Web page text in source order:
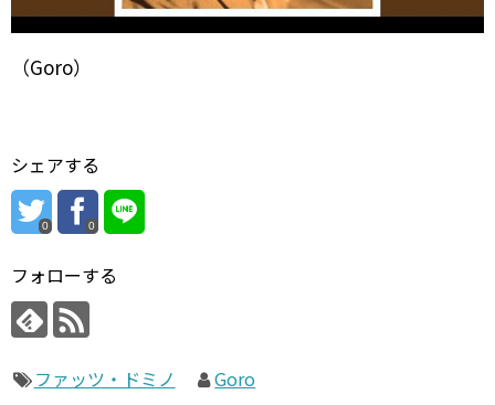
（Goro）
シェアする
0 0
フォローする
ファッツ・ドミノ Goro